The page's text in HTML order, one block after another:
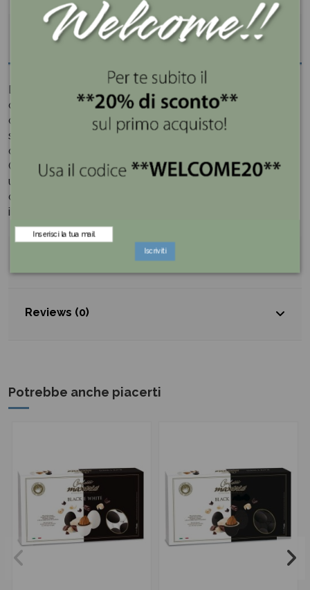
Descrizione
Dai un tocco di dolcezza e gioia alle tue celebrazioni
con l'esclusiva collezione di confettiMaxtris. Ogni
confetto è un piccolo scrigno di felicità, pronto a
sprigionare allegria e colore durante i momenti speciali
della tua vita.
Che tu stia celebrando un compleanno, un matrimonio,
una laurea o semplicemente la gioia di vivere, i nostri
confetti sono pronti a essere la scintilla di felicità che
illumina il tuo evento.
Dettagli del prodotto
Reviews (0)
Potrebbe anche piacerti
Iscriviti